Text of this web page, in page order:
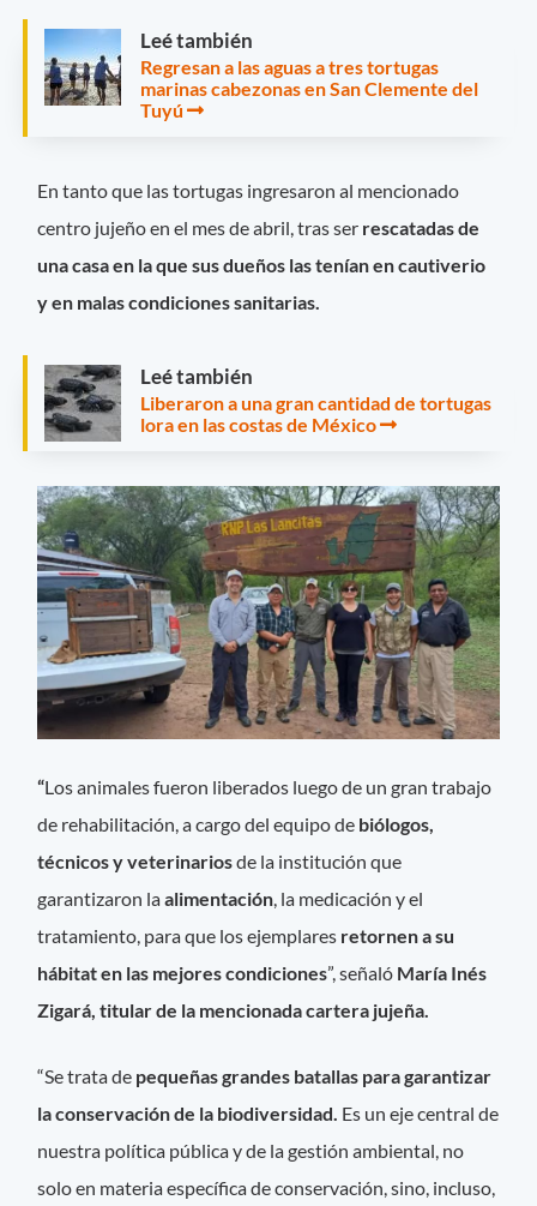
Leé también
Regresan a las aguas a tres tortugas
marinas cabezonas en San Clemente del
Tuyú
En tanto que las tortugas ingresaron al mencionado
centro jujeño en el mes de abril, tras ser rescatadas de
una casa en la que sus dueños las tenían en cautiverio
y en malas condiciones sanitarias.
Leé también
Liberaron a una gran cantidad de tortugas
lora en las costas de México
“Los animales fueron liberados luego de un gran trabajo
de rehabilitación, a cargo del equipo de biólogos,
técnicos y veterinariosde la institución que
garantizaron laalimentación, la medicación y el
tratamiento, para que los ejemplares retornen a su
hábitat en las mejores condiciones”, señaló María Inés
Zigará, titular de la mencionada cartera jujeña.
“Se trata de pequeñas grandes batallas para garantizar
la conservación de la biodiversidad. Es un eje central de
nuestra política pública y de la gestión ambiental, no
solo en materia específica de conservación, sino, incluso,